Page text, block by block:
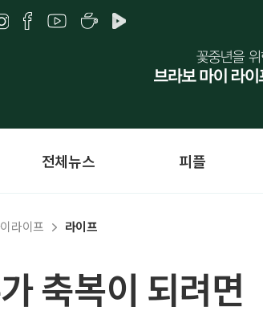
전체뉴스 피플
라이프 라이프
축복이 되려면